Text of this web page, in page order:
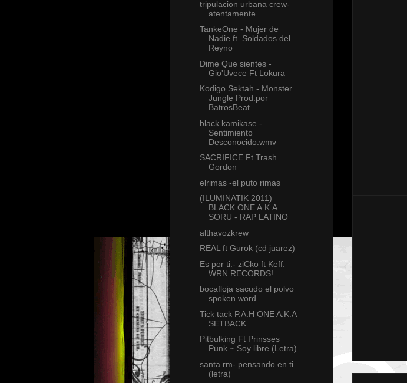
tripulacion urbana crew-
atentamente
TankeOne - Mujer de
Nadie ft. Soldados del
Reyno
Dime Que sientes -
Gio'Uvece Ft Lokura
Kodigo Sektah - Monster
Jungle Prod.por
BatrosBeat
black kamikase -
Sentimiento
Desconocido.wmv
SACRIFICE Ft Trash
Gordon
elrimas -el puto rimas
(ILUMINATIK 2011)
BLACK ONE A.K.A
SORU - RAP LATINO
althavozkrew
REAL ft Gurok (cd juarez)
Es por ti.- ziCko ft Keff.
WRN RECORDS!
bocafloja sacudo el polvo
spoken word
Tick tack P.A.H ONE A.K.A
SETBACK
Pitbulking Ft Prinsses
Punk ~ Soy libre (Letra)
santa rm- pensando en ti
(letra)